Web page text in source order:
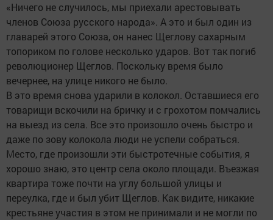
«Ничего не случилось, мы приехали арестовывать
членов Союза русского народа». А это и был один из
главарей этого Союза, он нанес Щеглову сахарным
топориком по голове несколько ударов. Вот так погиб
революционер Щеглов. Поскольку время было
вечернее, на улице никого не было.
В это время снова ударили в колокол. Оставшиеся его
товарищи вскочили на бричку и с грохотом помчались
на выезд из села. Все это произошло очень быстро и
даже по зову колокола люди не успели собраться.
Место, где произошли эти быстротечные события, я
хорошо знаю, это центр села около площади. Въезжая
квартира тоже почти на углу большой улицы и
переулка, где и был убит Щеглов. Как видите, никакие
крестьяне участия в этом не принимали и не могли по